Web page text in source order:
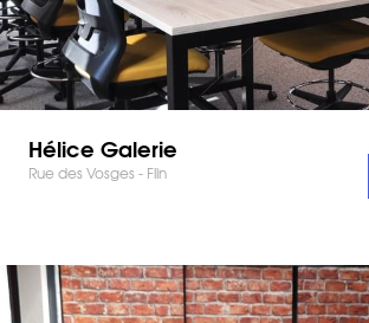
Hélice Galerie
Rue des Vosges - Flin